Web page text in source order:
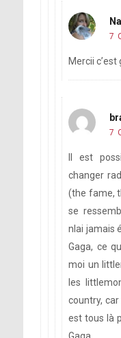
7
Mercii c’est
7
Il est
changer
(the fame,
se
nlai jamais
Gaga, ce
moi un
les
country, car
est tous là